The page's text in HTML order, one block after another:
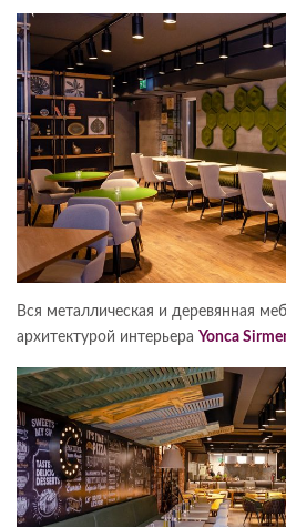
Вся металлическая и деревянная
архитектурой интерьера Yonca